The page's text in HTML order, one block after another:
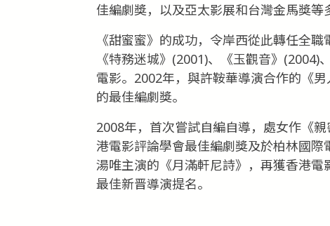
佳編劇獎，以及亞太影展和台灣金馬獎等
《甜蜜蜜》的成功，令岸西從此轉任全
《特務迷城》(2001)、《玉觀音》
電影。2002年，與許鞍華導演合作的《
的最佳編劇獎。
2008年，首次嘗試自編自導，處女作《
港電影評論學會最佳編劇獎及於柏林國際
湯唯主演的《月滿軒尼詩》，再獲香港
最佳新晋導演提名。